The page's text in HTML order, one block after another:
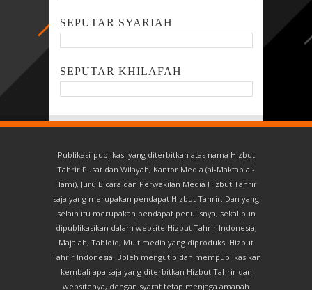
SEPUTAR SYARIAH
SEPUTAR KHILAFAH
Publikasi-publikasi yang diterbitkan atas nama Hizbut
Tahrir Pusat dan Wilayah, Kantor Media (al-Maktab al-
I'lami), Juru Bicara dan Perwakilan Media Hizbut Tahrir
saja yang merupakan pendapat Hizbut Tahrir. Dan yang
selain itu merupakan pendapat penulisnya, sekalipun
dipublikasikan dalam website Hizbut Tahrir Indonesia,
Majalah, Tabloid, Multimedia yang diproduksi Hizbut
Tahrir Indonesia. Boleh mengutip dan mempublikasikan
kembali apa saja yang diterbitkan Hizbut Tahrir dan
websitenya, dengan syarat tetap menjaga amanah